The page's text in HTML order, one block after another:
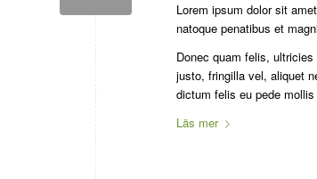
Lorem ipsum dolor sit
natoque penatibus et
Donec quam felis,
justo, fringilla vel, aliquet
dictum felis eu pede
Läs mer